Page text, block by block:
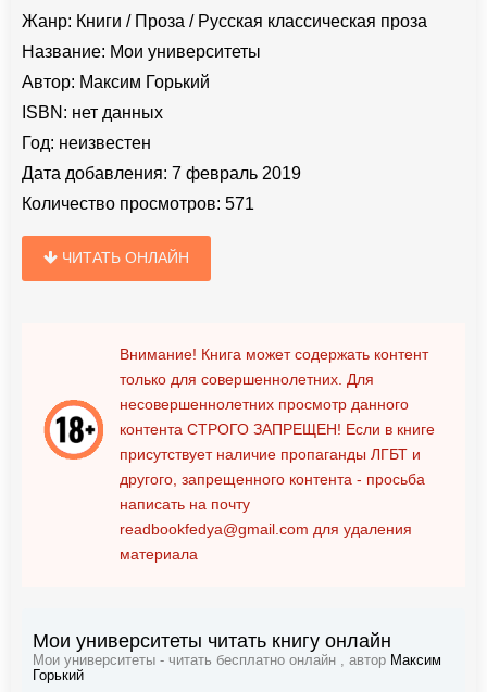
Жанр: Книги / Проза / Русская классическая проза
Название: Мои университеты
Автор: Максим Горький
ISBN: нет данных
Год: неизвестен
Дата добавления: 7 февраль 2019
Количество просмотров: 571
ЧИТАТЬ ОНЛАЙН
Внимание! Книга может содержать контент
только для совершеннолетних. Для
несовершеннолетних просмотр данного
контента СТРОГО ЗАПРЕЩЕН! Если в книге
присутствует наличие пропаганды ЛГБТ и
другого, запрещенного контента - просьба
написать на почту
readbookfedya@gmail.com для удаления
материала
Мои университеты читать книгу онлайн
Мои университеты - читать бесплатно онлайн , автор Максим
Горький